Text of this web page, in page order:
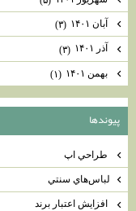
آبان ۱۴۰۱ (۳)
آذر ۱۴۰۱ (۳)
بهمن ۱۴۰۱ (۱)
پيوندها
طراحي اپ
لباس‌هاي سنتي
افزايش اعتبار برند